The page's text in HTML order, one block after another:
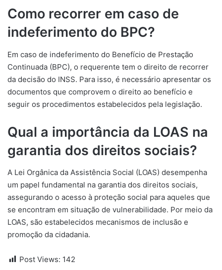
Como recorrer em caso de
indeferimento do BPC?
Em caso de indeferimento do Benefício de Prestação
Continuada (BPC), o requerente tem o direito de recorrer
da decisão do INSS. Para isso, é necessário apresentar os
documentos que comprovem o direito ao benefício e
seguir os procedimentos estabelecidos pela legislação.
Qual a importância da LOAS na
garantia dos direitos sociais?
A Lei Orgânica da Assistência Social (LOAS) desempenha
um papel fundamental na garantia dos direitos sociais,
assegurando o acesso à proteção social para aqueles que
se encontram em situação de vulnerabilidade. Por meio da
LOAS, são estabelecidos mecanismos de inclusão e
promoção da cidadania.
Post Views: 142